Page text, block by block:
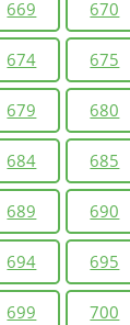
669 670
674 675
679 680
684 685
689 690
694 695
699 700